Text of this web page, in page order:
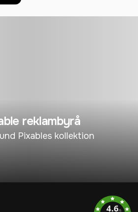
reklambyrå
Pixables kollektion
4.6/5